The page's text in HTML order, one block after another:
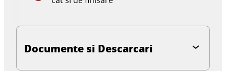
Documente si Descarcari